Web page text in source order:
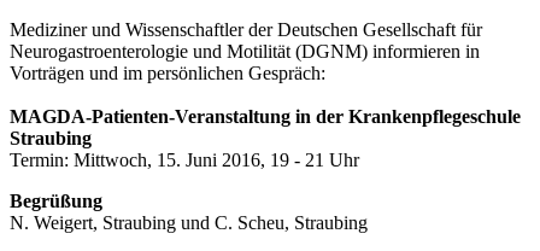
Mediziner und Wissenschaftler der Deutschen Gesellschaft für
Neurogastroenterologie und Motilität (DGNM) informieren in
Vorträgen und im persönlichen Gespräch:
MAGDA-Patienten-Veranstaltung in der Krankenpflegeschule
Straubing
Termin: Mittwoch, 15. Juni 2016, 19 - 21 Uhr
Begrüßung
N. Weigert, Straubing und C. Scheu, Straubing